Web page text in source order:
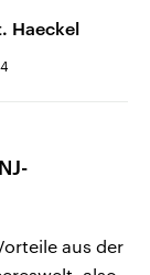
Haeckel
aus der